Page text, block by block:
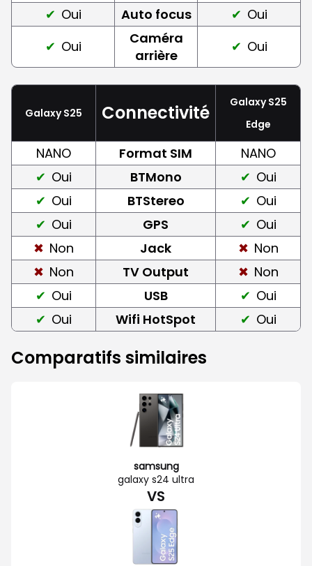
Oui
Auto focus
Oui
Oui
Caméra
arrière
Oui
Galaxy S25 Connectivité
Galaxy S25
Edge
NANO Format SIM
NANO
Oui
BTMono
Oui
Oui
BTStereo
Oui
Oui
GPS
Oui
Non
Jack
Non
Non
TV Output
Non
Oui
USB
Oui
Oui
Wifi HotSpot Oui
Comparatifs similaires
samsung
galaxy s24 ultra
VS